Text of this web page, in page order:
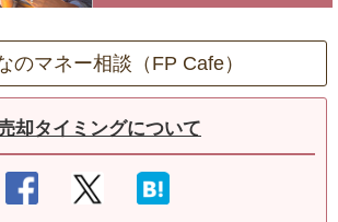
のマネー相談（FP Cafe）
却タイミングについて